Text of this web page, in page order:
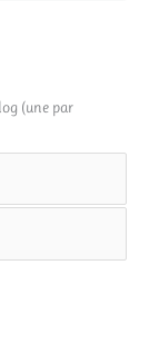
(une par